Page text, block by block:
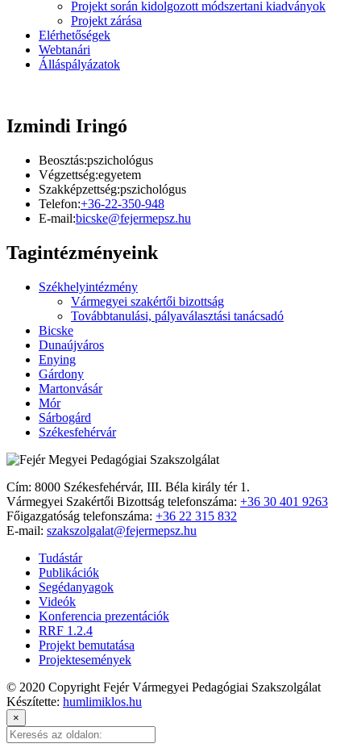
Projekt során kidolgozott módszertani kiadványok
Projekt zárása
Elérhetőségek
Webtanári
Álláspályázatok
Izmindi Iringó
Beosztás:pszichológus
Végzettség:egyetem
Szakképzettség:pszichológus
Telefon:+36-22-350-948
E-mail:bicske@fejermepsz.hu
Tagintézményeink
Székhelyintézmény
Vármegyei szakértői bizottság
Továbbtanulási, pályaválasztási tanácsadó
Bicske
Dunaújváros
Enying
Gárdony
Martonvásár
Mór
Sárbogárd
Székesfehérvár
Cím: 8000 Székesfehérvár, III. Béla király tér 1.
Vármegyei Szakértői Bizottság telefonszáma: +36 30 401 9263
Főigazgatóság telefonszáma: +36 22 315 832
E-mail: szakszolgalat@fejermepsz.hu
Tudástár
Publikációk
Segédanyagok
Videók
Konferencia prezentációk
RRF 1.2.4
Projekt bemutatása
Projektesemények
© 2020 Copyright Fejér Vármegyei Pedagógiai Szakszolgálat
Készítette: humlimiklos.hu
×